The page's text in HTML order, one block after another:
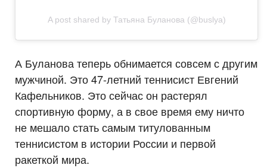
A post shared by Татьяна Буланова (@buslya)
А Буланова теперь обнимается совсем с другим
мужчиной. Это 47-летний теннисист Евгений
Кафельников. Это сейчас он растерял
спортивную форму, а в свое время ему ничто
не мешало стать самым титулованным
теннисистом в истории России и первой
ракеткой мира.